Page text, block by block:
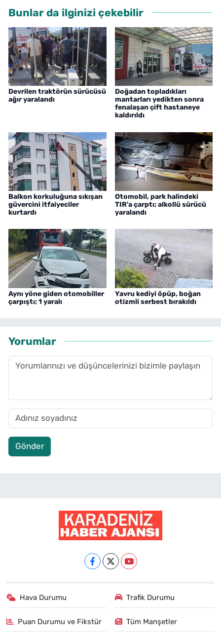
Bunlar da ilginizi çekebilir
Devrilen traktörün sürücüsü
ağır yaralandı
Doğadan topladıkları
mantarları yedikten sonra
fenalaşan çift hastaneye
kaldırıldı
Balkon korkuluğuna sıkışan
güvercini itfaiyeciler
kurtardı
Otomobil, park halindeki
TIR'a çarptı; alkollü sürücü
yaralandı
Aynı yöne giden otomobiller
çarpıştı; 1 yaralı
Yavru kediyi öpüp, boğan
otizmli serbest bırakıldı
Yorumlar
Gönder
Hava Durumu Trafik Durumu
Puan Durumu ve Fikstür Tüm Manşetler